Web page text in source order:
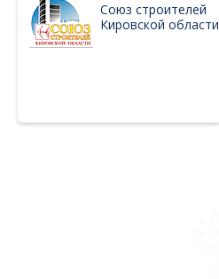
Союз строителей
Кировской области